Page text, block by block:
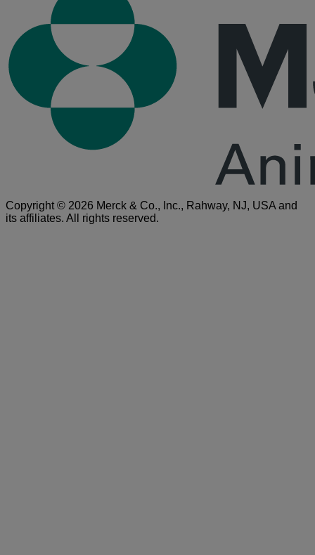
Copyright © 2026 Merck & Co., Inc., Rahway, NJ, USA and
its affiliates. All rights reserved.